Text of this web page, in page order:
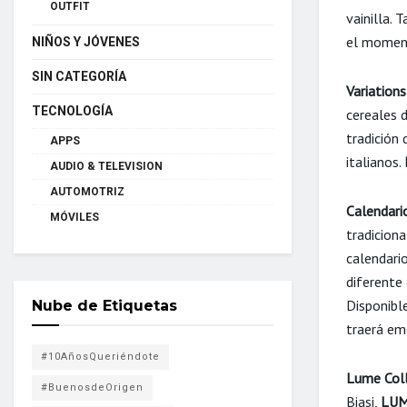
vainilla.
el
cereales
tradición
italianos.
diferente
traerá
Lume
Biasi,
OUTFIT
NIÑOS Y JÓVENES
SIN CATEGORÍA
TECNOLOGÍA
APPS
AUDIO & TELEVISION
AUTOMOTRIZ
MÓVILES
Nube de Etiquetas
#10AñosQueriéndote
#BuenosdeOrigen